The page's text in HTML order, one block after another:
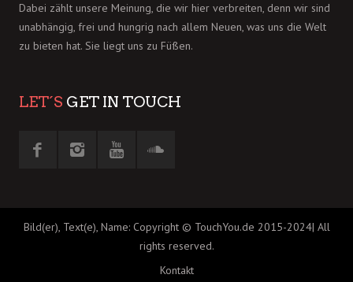
Dabei zählt unsere Meinung, die wir hier verbreiten, denn wir sind
unabhängig, frei und hungrig nach allem Neuen, was uns die Welt
zu bieten hat. Sie liegt uns zu Füßen.
LET´S GET IN TOUCH
Bild(er), Text(e), Name: Copyright © TouchYou.de 2015-2024| All
rights reserved.
Kontakt